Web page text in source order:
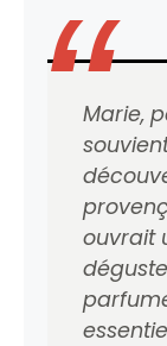
Marie,
ouvrait